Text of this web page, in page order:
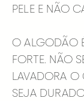
PELE E NÃO
O ALGODÃO
FORTE. NÃO
LAVADORA O
SEJA